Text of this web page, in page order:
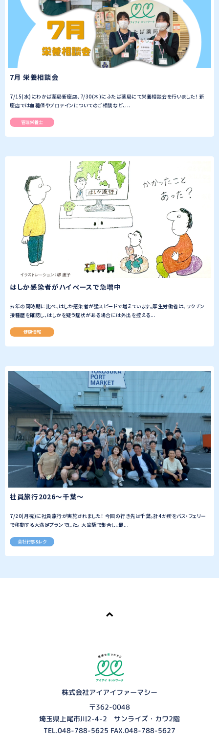
7月 栄養相談会
7/15(水)にわかば薬局新座店、7/30(木)にふたば薬局にて栄養相談会を行いました！ 新
座店では血糖値やプロテインについてのご相談など、...
管理栄養士
はしか感染者がハイペースで急増中
去年の同時期に比べ、はしか感染者が猛スピードで増えています。厚生労働省は、ワクチン
接種歴を確認し、はしかを疑う症状がある場合には外出を控える...
健康情報
社員旅行2026～千葉～
7/20(月祝)に社員旅行が実施されました！ 今回の行き先は千葉。計4か所をバス・フェリー
で移動する大満足プランでした。 大宮駅で集合し、最...
会社行事＆レク
株式会社アイアイファーマシー
〒362-0048
埼玉県上尾市川2-4-2 サンライズ・カワ2階
TEL.048-788-5625 FAX.048-788-5627